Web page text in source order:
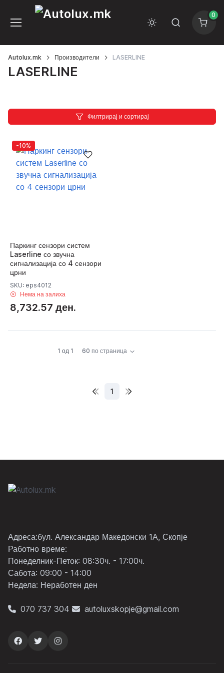
0
Autolux.mk Производители LASERLINE
LASERLINE
Филтрирај и сортирај
-10%
Паркинг сензори систем
Laserline со звучна
сигнализација со 4 сензори
црни
SKU: eps4012
Нема на залиха
8,732.57 ден.
1 од 1 60 по страница
1
Адреса:бул. Александар Македонски 1А, Скопје
Работно време:
Понеделник-Петок: 08:30ч. - 17:00ч.
Сабота: 09:00 - 14:00
Неделa: Неработен ден
070 737 304 autoluxskopje@gmail.com